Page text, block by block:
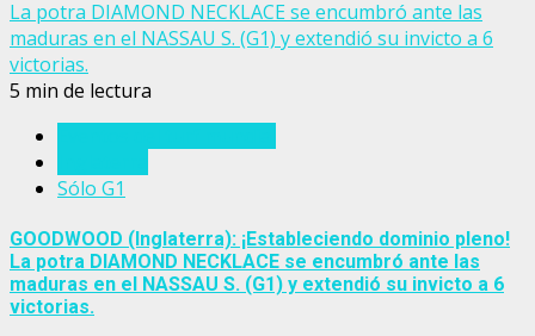
La potra DIAMOND NECKLACE se encumbró ante las
maduras en el NASSAU S. (G1) y extendió su invicto a 6
victorias.
5 min de lectura
Sólo G1
GOODWOOD (Inglaterra): ¡Estableciendo dominio pleno!
La potra DIAMOND NECKLACE se encumbró ante las
maduras en el NASSAU S. (G1) y extendió su invicto a 6
victorias.